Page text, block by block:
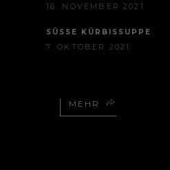
16. NOVEMBER 2021
SÜSSE KÜRBISSUPPE
7. OKTOBER 2021
MEHR